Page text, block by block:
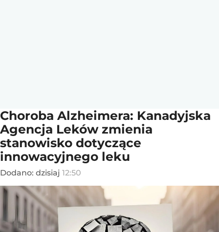
Choroba Alzheimera: Kanadyjska
Agencja Leków zmienia
stanowisko dotyczące
innowacyjnego leku
Dodano: dzisiaj 12:50